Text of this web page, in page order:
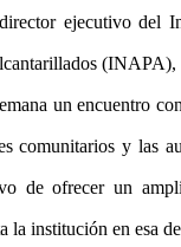
ejecutivo del
un encuentro
comunitarios y las
de ofrecer un
la institución en esa